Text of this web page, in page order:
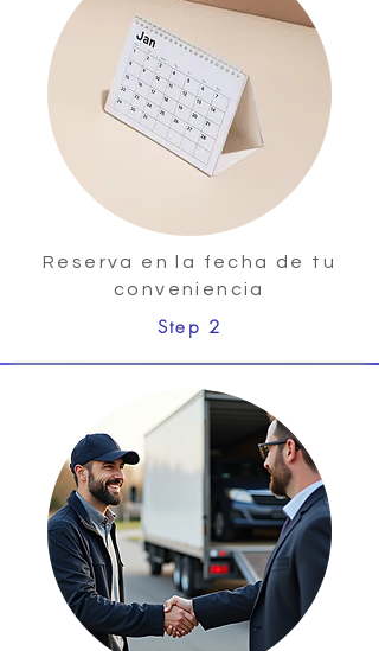
Reserva en la fecha de tu
conveniencia
Step 2